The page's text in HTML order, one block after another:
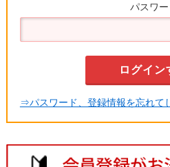
パスワー
⇒パスワード、登録情報を忘れて